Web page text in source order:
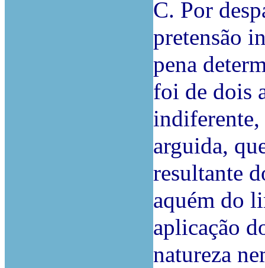
C. Por
pretensão
pena
foi de dois
indiferente,
arguida,
resultante
aquém do
aplicação
natureza